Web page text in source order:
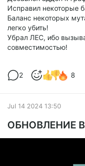
Исправил некоторые
Баланс некоторых
легко убить!
Убрал ЛЕС, ибо
совместимостью!
2 8
Jul 14 2024 13:50
ОБНОВЛЕНИЕ